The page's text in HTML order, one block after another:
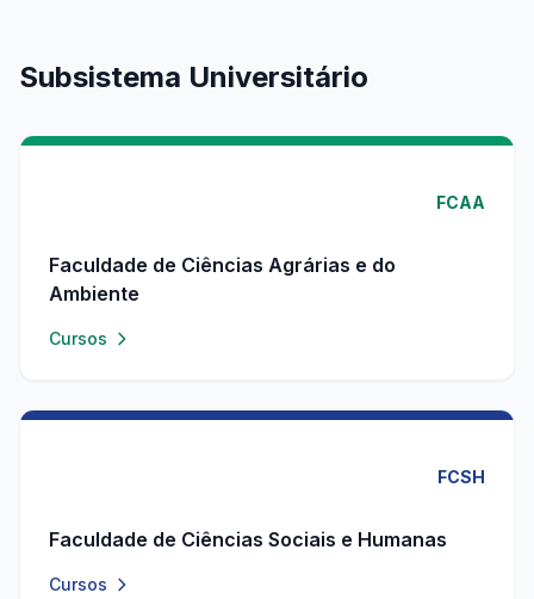
Subsistema Universitário
FCAA
Faculdade de Ciências Agrárias e do
Ambiente
Cursos
FCSH
Faculdade de Ciências Sociais e Humanas
Cursos